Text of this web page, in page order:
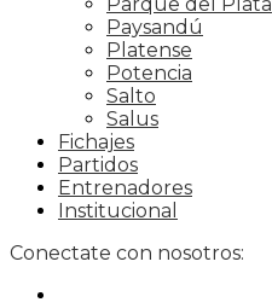
Paysandú
Platense
Potencia
Salto
Salus
Fichajes
Partidos
Entrenadores
Institucional
Conectate con nosotros: